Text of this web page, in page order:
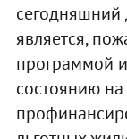
сегодняшний
является,
программой
состоянию